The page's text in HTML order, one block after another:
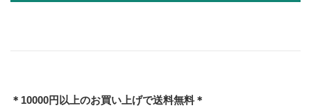
＊10000円以上のお買い上げで送料無料＊